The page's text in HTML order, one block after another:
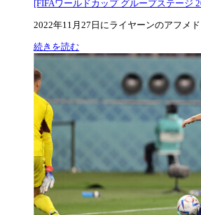
[FIFAワールドカップ グループステージ
2022年11月27日にライヤーンのアフメ
続きを読む